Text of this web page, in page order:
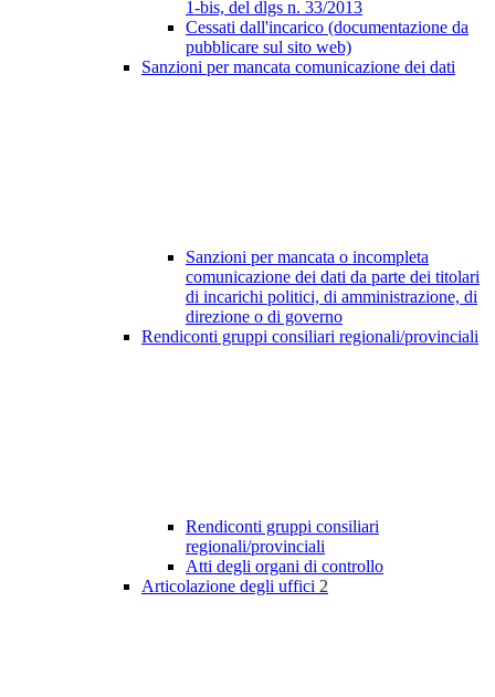
1-bis, del dlgs n. 33/2013
Cessati dall'incarico (documentazione da
pubblicare sul sito web)
Sanzioni per mancata comunicazione dei dati
Sanzioni per mancata o incompleta
comunicazione dei dati da parte dei titolari
di incarichi politici, di amministrazione, di
direzione o di governo
Rendiconti gruppi consiliari regionali/provinciali
Rendiconti gruppi consiliari
regionali/provinciali
Atti degli organi di controllo
Articolazione degli uffici 2